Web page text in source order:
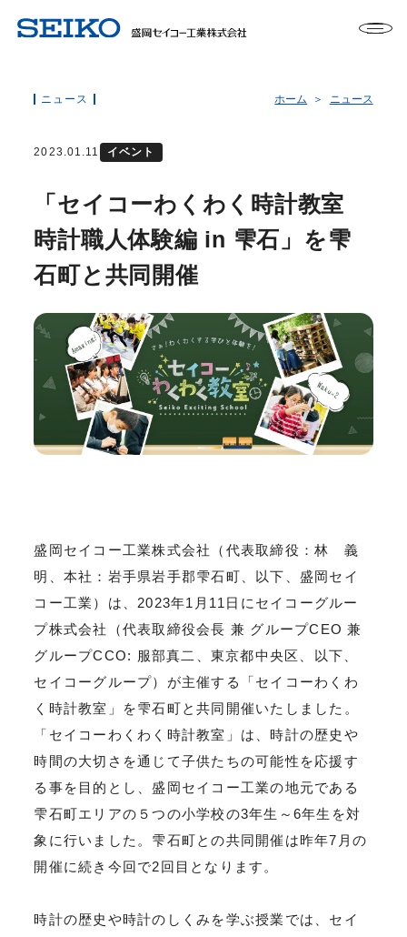
ニュース ホーム ニュース
2023.01.11 イベント
「セイコーわくわく時計教室
時計職人体験編 in 雫石」を雫
石町と共同開催
盛岡セイコー工業株式会社（代表取締役：林 義
明、本社：岩手県岩手郡雫石町、以下、盛岡セイ
コー工業）は、2023年1月11日にセイコーグルー
プ株式会社（代表取締役会長 兼 グループCEO 兼
グループCCO: 服部真二、東京都中央区、以下、
セイコーグループ）が主催する「セイコーわくわ
く時計教室」を雫石町と共同開催いたしました。
「セイコーわくわく時計教室」は、時計の歴史や
時間の大切さを通じて子供たちの可能性を応援す
る事を目的とし、盛岡セイコー工業の地元である
雫石町エリアの５つの小学校の3年生～6年生を対
象に行いました。雫石町との共同開催は昨年7月の
開催に続き今回で2回目となります。
時計の歴史や時計のしくみを学ぶ授業では、セイ